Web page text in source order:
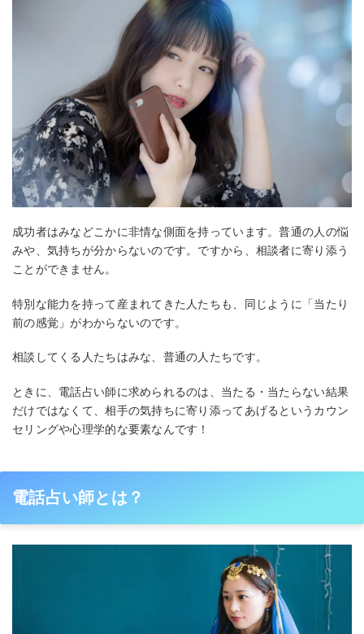
成功者はみなどこかに非情な側面を持っています。普通の人の悩
みや、気持ちが分からないのです。ですから、相談者に寄り添う
ことができません。
特別な能力を持って産まれてきた人たちも、同じように「当たり
前の感覚」がわからないのです。
相談してくる人たちはみな、普通の人たちです。
ときに、電話占い師に求められるのは、当たる・当たらない結果
だけではなくて、相手の気持ちに寄り添ってあげるというカウン
セリングや心理学的な要素なんです！
電話占い師とは？